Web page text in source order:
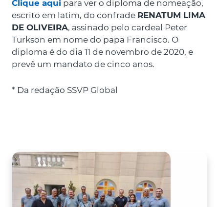
Clique aqui para ver o diploma de nomeação,
escrito em latim, do confrade RENATUM LIMA
DE OLIVEIRA, assinado pelo cardeal Peter
Turkson em nome do papa Francisco. O
diploma é do dia 11 de novembro de 2020, e
prevê um mandato de cinco anos.
* Da redação SSVP Global